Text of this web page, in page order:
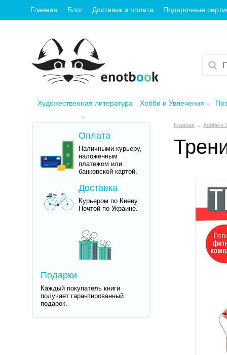
Главная Блог Доставка и оплата Подарочные
Художественная литература Хобби и Увлечения
Оплата
Наличными курьеру,
наложенным
платежом или
банковской картой.
Доставка
Курьером по Киеву.
Почтой по Украине.
Подарки
Каждый покупатель книги
получает гарантированный
подарок.
Главная → Хобби и